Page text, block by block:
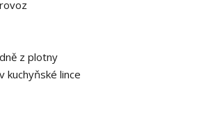
z plotny
kuchyňské lince